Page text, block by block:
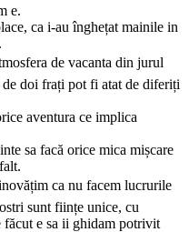
e.
ca i-au înghețat mainile in
de vacanta din jurul
doi frați pot fi atat de diferiți
aventura ce implica
sa facă orice mica mișcare
ca nu facem lucrurile
sunt ființe unice, cu
făcut e sa ii ghidam potrivit